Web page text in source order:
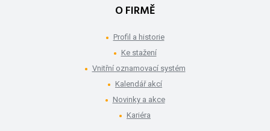
O FIRMĚ
Profil a historie
Ke stažení
Vnitřní oznamovací systém
Kalendář akcí
Novinky a akce
Kariéra